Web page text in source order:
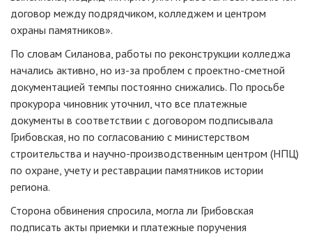
договор между подрядчиком, колледжем и центром
охраны памятников».
По словам Силанова, работы по реконструкции колледжа
начались активно, но из-за проблем с проектно-сметной
документацией темпы постоянно снижались. По просьбе
прокурора чиновник уточнил, что все платежные
документы в соответствии с договором подписывала
Грибовская, но по согласованию с министерством
строительства и научно-производственным центром (НПЦ)
по охране, учету и реставрации памятников истории
региона.
Сторона обвинения спросила, могла ли Грибовская
подписать акты приемки и платежные поручения